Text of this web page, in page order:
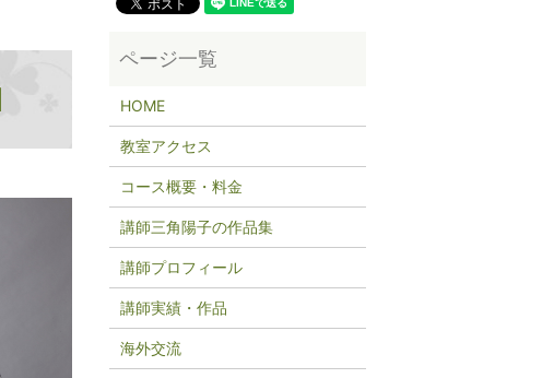
HOME
教室アクセス
コース概要・料金
講師三角陽子の作品集
講師プロフィール
講師実績・作品
海外交流